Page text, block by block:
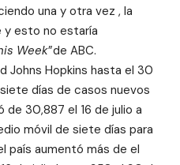
una y otra vez , la
y esto no estaría
Week”de ABC.
Johns Hopkins hasta el 30
días de casos nuevos
de 30,887 el 16 de julio a
móvil de siete días para
país aumentó más de el